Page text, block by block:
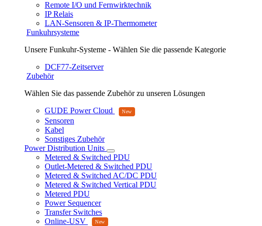
Remote I/O und Fernwirktechnik
IP Relais
LAN-Sensoren & IP-Thermometer
Funkuhrsysteme
Unsere Funkuhr-Systeme - Wählen Sie die passende Kategorie
DCF77-Zeitserver
Zubehör
Wählen Sie das passende Zubehör zu unseren Lösungen
GUDE Power Cloud
Sensoren
Kabel
Sonstiges Zubehör
Power Distribution Units
Metered & Switched PDU
Outlet-Metered & Switched PDU
Metered & Switched AC/DC PDU
Metered & Switched Vertical PDU
Metered PDU
Power Sequencer
Transfer Switches
Online-USV